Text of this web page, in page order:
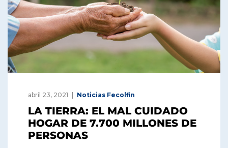
abril 23, 2021 Noticias Fecolfin
LA TIERRA: EL MAL CUIDADO
HOGAR DE 7.700 MILLONES DE
PERSONAS